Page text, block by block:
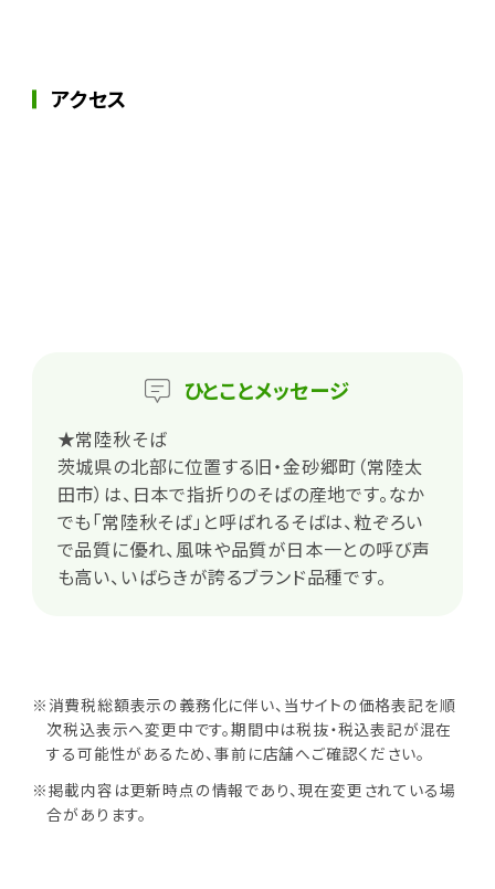
アクセス
ひとことメッセージ
★常陸秋そば
茨城県の北部に位置する旧・金砂郷町（常陸太
田市）は、日本で指折りのそばの産地です。なか
でも「常陸秋そば」と呼ばれるそばは、粒ぞろい
で品質に優れ、風味や品質が日本一との呼び声
も高い、いばらきが誇るブランド品種です。
※消費税総額表示の義務化に伴い、当サイトの価格表記を順
次税込表示へ変更中です。期間中は税抜・税込表記が混在
する可能性があるため、事前に店舗へご確認ください。
※掲載内容は更新時点の情報であり、現在変更されている場
合があります。